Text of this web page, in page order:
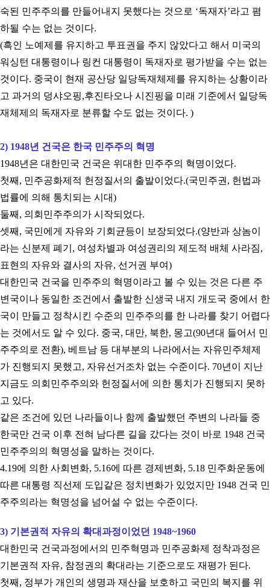
숙된 민주주의를 만들어내지 못했다는 것으로 ‘독재자’라고 폄
하될 수는 없는 것이다.
(흑인 노예제를 유지하고 투표권을 주지 않았다고 해서 미국의
워싱턴 대통령이나 링컨 대통령이 독재자로 평가받을 수는 없는
것이다. 중국이 현재 공산당 일당독재체제를 유지하는 상황이라
고 과거의 덩샤오핑,후진타오나 시진핑을 미래 기준에서 일당독
재체제의 독재자로 분류할 수도 없는 것이다. )
2) 1948년 건국은 한국 민주주의 혁명
1948년은 대한민국 건국은 위대한 민주주의 혁명이었다.
첫째 , 민주공화제적 헌정질서의 출발이었다.(국민주권 , 헌법과
법률에 의해 통치되는 시대)
둘째 , 의회민주주의가 시작되었다.
셋째 , 국민에게 자유와 기회균등이 보장되었다.(양반과 상놈이
라는 신분제 폐기 , 여성차별과 여성권리의 제도적 배체 사라짐,
표현의 자유와 결사의 자유, 선거권 부여)
대한민국 건국을 민주주의 혁명이라고 볼 수 있는 것은 다른 주
변국이나 동일한 조건에서 출발한 신생국 내지 개도국 중에서 한
국이 만들고 정착시킨 수준의 민주주의를 한 나라를 찾기 어렵다
는 것에서도 알 수 있다. 중국, 대만, 북한, 몽고(90년대 들어서 민
주주의로 전환), 베트남 등 대부분의 나라에서는 자유민주체제
가 진행되지 못했고, 자유선거조차 없는 수준이다. 70년이 지난
지금도 의회민주주의와 헌정질서에 의한 통치가 진행되지 못하
고 있다.
같은 조건에 있던 나라들이나 함께 출발했던 주변의 나라들 중
한국만 건국 이후 전혀 남다른 길을 갔다는 것이 바로 1948 건국
민주주의의 혁명성을 말하는 것이다.
4.19에 의한 사회변화, 5.16에 따른 경제변화, 5.18 민주화운동에
따른 대통령 직선제 도입같은 정치변화가 있었지만 1948 건국 민
주주의라는 혁명성을 넘어설 수 없는 수준이다.
3) 기본권적 자유의 확대과정이었던 1948~1960
대한민국 건국과정에서의 민주혁명과 민주공화제 정착과정은
기본권적 자유, 참정권의 확대라는 기준으로도 재평가 된다.
첫째 , 정부가 개인의 생명과 재산을 보호하고 국민의 복지를 위